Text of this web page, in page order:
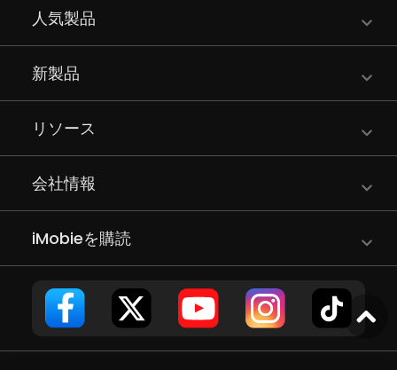
人気製品
新製品
リソース
会社情報
iMobieを購読